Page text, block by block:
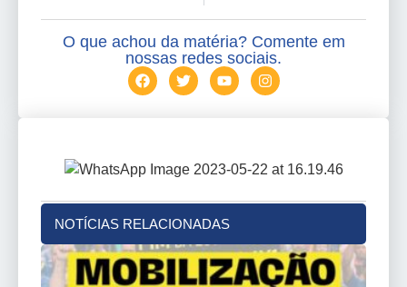
O que achou da matéria? Comente em
nossas redes sociais.
NOTÍCIAS RELACIONADAS